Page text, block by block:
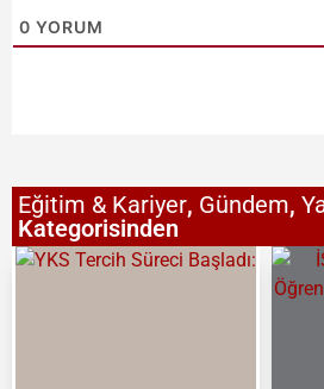
0 YORUM
Eğitim & Kariyer, Gündem,
Kategorisinden